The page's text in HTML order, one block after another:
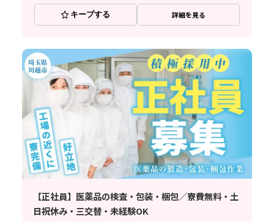
キープする 詳細を見る
【正社員】医薬品の検査・包装・梱包／寮費無料・土
日祝休み・三交替・未経験OK